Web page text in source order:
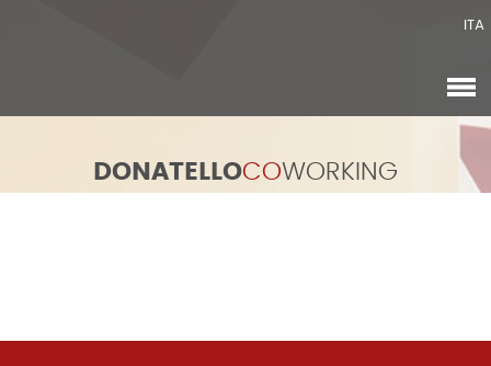
ITA
DONATELLOCOWORKING